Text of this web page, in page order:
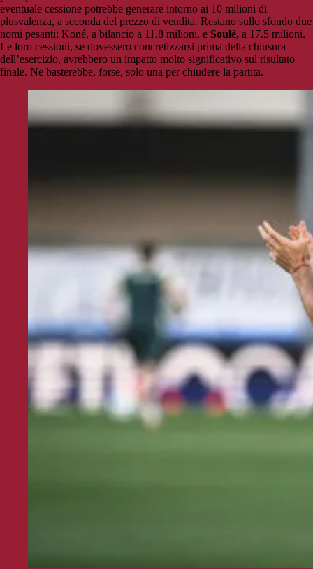
eventuale cessione potrebbe generare intorno ai 10 milioni di
plusvalenza, a seconda del prezzo di vendita. Restano sullo sfondo due
nomi pesanti: Koné, a bilancio a 11.8 milioni, e Soulé, a 17.5 milioni.
Le loro cessioni, se dovessero concretizzarsi prima della chiusura
dell’esercizio, avrebbero un impatto molto significativo sul risultato
finale. Ne basterebbe, forse, solo una per chiudere la partita.